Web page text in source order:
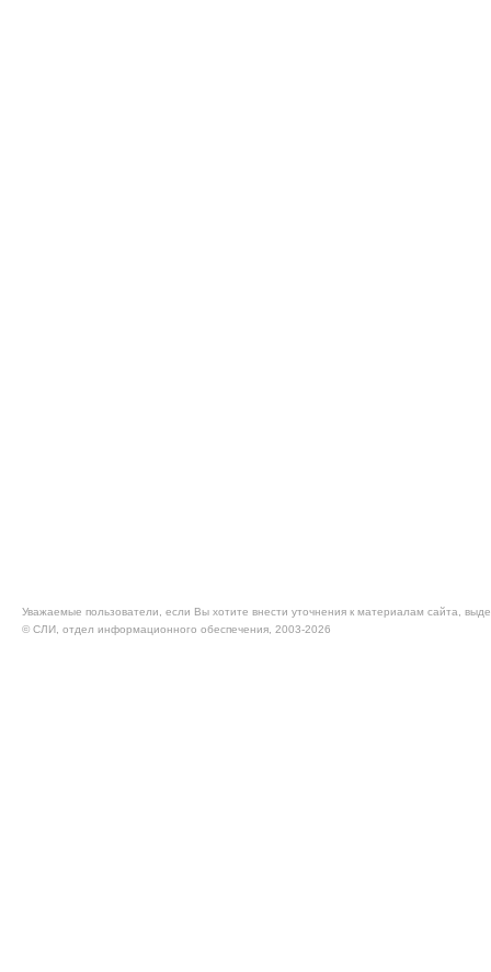
Уважаемые пользователи, если Вы хотите внести уточнения к материалам сайта,
© CЛИ, отдел информационного обеспечения, 2003-2026